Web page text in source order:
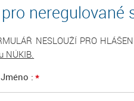
neregulované
NESLOUŽÍ PRO
NÚKIB.
Jméno *